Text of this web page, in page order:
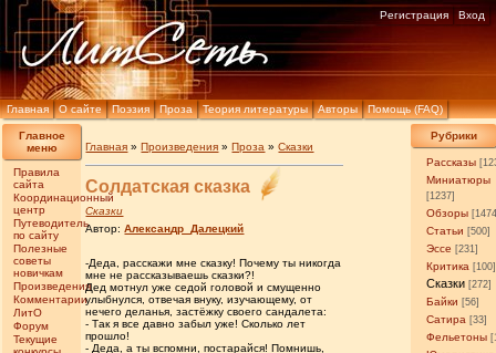
Главная О сайте Поэзия Проза Теория литературы Авторы Помощь (FAQ)
Регистрация Вход
Главное
меню
Правила
сайта
Координационный
центр
Путеводитель
по сайту
Полезные
советы
новичкам
Произведения
Комментарии
ЛитО
Форум
Текущие
Рубрики
Рассказы
Миниатюры
[1237]
Обзоры
Статьи [500]
Эссе [231]
Критика [100]
Сказки [272]
Байки [56]
Сатира [33]
Фельетоны
Главная »Произведения »Проза »Сказки
Солдатская сказка
Сказки
Автор:Александр_Далецкий
-Деда, расскажи мне сказку! Почему ты никогда
мне не рассказываешь сказки?!
Дед мотнул уже седой головой и смущенно
улыбнулся, отвечая внуку, изучающему, от
нечего деланья, застёжку своего сандалета:
- Так я все давно забыл уже! Сколько лет
прошло!
- Деда, а ты вспомни, постарайся! Помнишь,